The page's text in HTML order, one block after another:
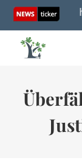
Skip
content
UNO-
Audio
Bücher
Termine